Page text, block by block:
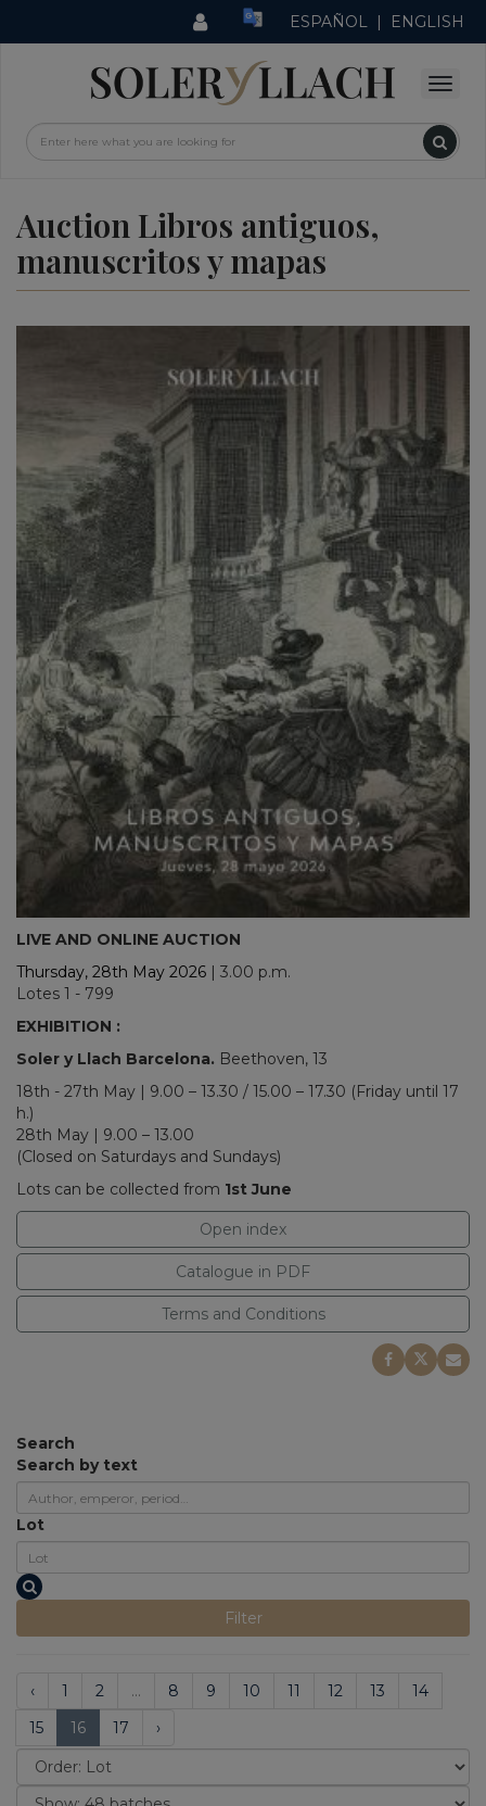
ESPAÑOL | ENGLISH
Auction Libros antiguos,
manuscritos y mapas
LIVE AND ONLINE AUCTION
Thursday, 28th May 2026 | 3.00 p.m.
Lotes 1 - 799
EXHIBITION :
Soler y Llach Barcelona. Beethoven, 13
18th - 27th May | 9.00 – 13.30 / 15.00 – 17.30 (Friday until 17
h.)
28th May | 9.00 – 13.00
(Closed on Saturdays and Sundays)
Lots can be collected from 1st June
Open index
Catalogue in PDF
Terms and Conditions
Search
Search by text
Lot
Filter
‹ 1 2 ... 8 9 10 11 12 13
14
15
16 17 ›